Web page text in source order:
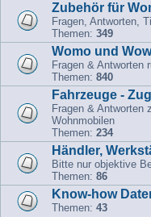
Zubehör für
Fragen, Antworten,
Themen: 349
Womo und
Fragen & Antworten
Themen: 840
Fahrzeuge -
Fragen & Antworten
Wohnmobilen
Themen: 234
Händler,
Bitte nur objektive
Themen: 86
Know-how
Themen: 43